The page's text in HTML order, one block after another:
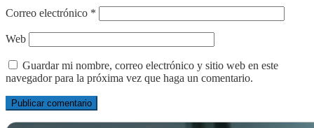
Correo electrónico *
Web
Guardar mi nombre, correo electrónico y sitio web en este
navegador para la próxima vez que haga un comentario.